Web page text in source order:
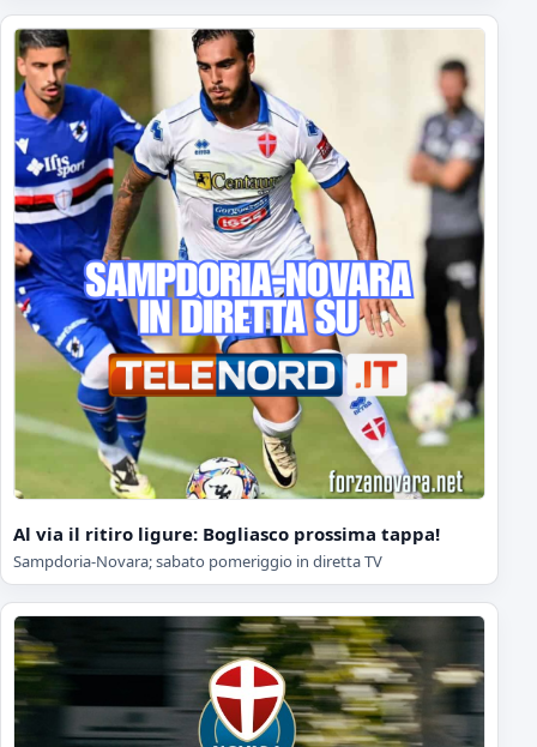
Al via il ritiro ligure: Bogliasco prossima tappa!
Sampdoria-Novara; sabato pomeriggio in diretta TV